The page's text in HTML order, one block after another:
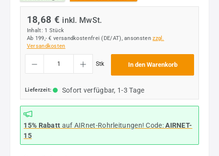
18,68 € inkl. MwSt.
Inhalt: 1 Stück
Ab 199,- € versandkostenfrei (DE/AT), ansonstenzzgl.
Versandkosten
Produkt Anzahl: Gib den gewünschten Wert ein oder benutze die Schaltflächen um
Stk In den Warenkorb
Lieferzeit: Sofort verfügbar, 1-3 Tage
15% Rabatt auf AIRnet-Rohrleitungen! Code:AIRNET-
15